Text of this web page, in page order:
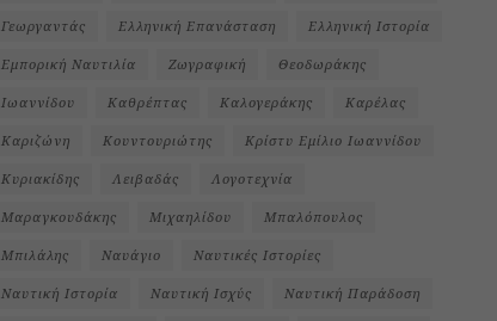
Γεωργαντάς Ελληνική Επανάσταση Ελληνική Ιστορία
Εμπορική Ναυτιλία Ζωγραφική Θεοδωράκης
Ιωαννίδου Καθρέπτας Καλογεράκης Καρέλας
Καριζώνη Κουντουριώτης Κρίστυ Εμίλιο Ιωαννίδου
Κυριακίδης Λειβαδάς Λογοτεχνία
Μαραγκουδάκης Μιχαηλίδου Μπαλόπουλος
Μπιλάλης Ναυάγιο Ναυτικές Ιστορίες
Ναυτική Ιστορία Ναυτική Ισχύς Ναυτική Παράδοση